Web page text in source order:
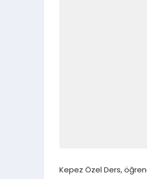
Kepez Özel Ders,